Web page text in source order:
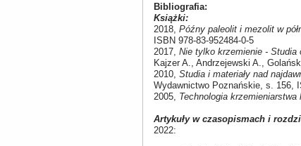
Bibliografia:
Książki:
2018, Późny paleolit i mezolit w
ISBN 978-83-952484-0-5
2017, Nie tylko krzemienie - Studia
Kajzer A., Andrzejewski A.,
2010, Studia i materiały nad
Wydawnictwo Poznańskie, s. 156,
2005, Technologia krzemieniarstwa
Artykuły w czasopismach i
2022: